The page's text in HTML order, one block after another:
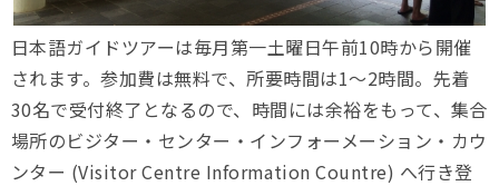
日本語ガイドツアーは毎月第一土曜日午前10時から開催
されます。参加費は無料で、所要時間は1〜2時間。先着
30名で受付終了となるので、時間には余裕をもって、集合
場所のビジター・センター・インフォーメーション・カウ
ンター (Visitor Centre Information Countre) へ行き登